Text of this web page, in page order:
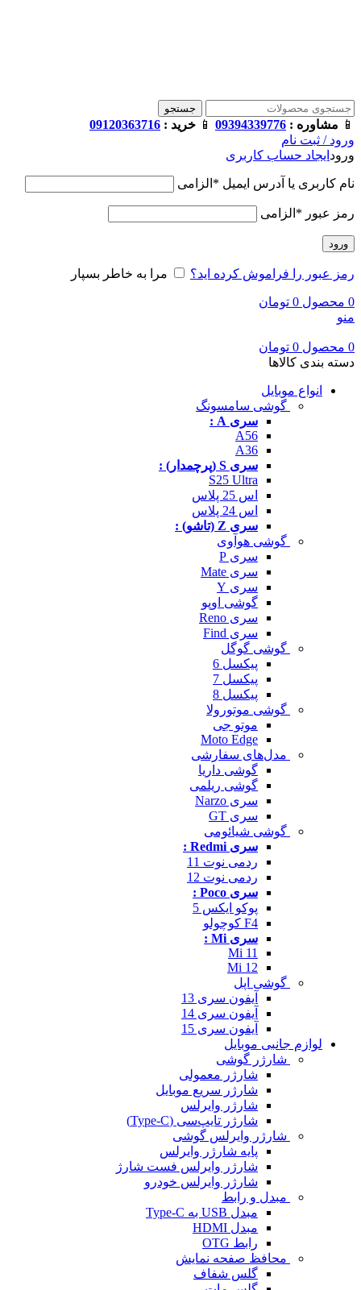
جستجو
📱 مشاوره : 09394339776
📱 خرید : 09120363716
ورود / ثبت نام
ورود ایجاد حساب کاربری
نام کاربری یا آدرس ایمیل * الزامی
رمز عبور * الزامی
ورود
رمز عبور را فراموش کرده اید؟ مرا به خاطر بسپار
0 محصول 0 تومان
منو
0 محصول 0 تومان
دسته بندی کالاها
انواع موبایل
گوشی سامسونگ
سری A :
A56
A36
سری S (پرچمدار) :
S25 Ultra
اس 25 پلاس
اس 24 پلاس
سری Z (تاشو) :
گوشی هوآوی
سری P
سری Mate
سری Y
گوشی اوپو
سری Reno
سری Find
گوشی گوگل
پیکسل 6
پیکسل 7
پیکسل 8
گوشی موتورولا
موتو جی
Moto Edge
مدل‌های سفارشی
گوشی داریا
گوشی ریلمی
سری Narzo
سری GT
گوشی شیائومی
سری Redmi :
ردمی نوت 11
ردمی نوت 12
سری Poco :
پوکو ایکس 5
F4 کوچولو
سری Mi :
Mi 11
Mi 12
گوشی اپل
آیفون سری 13
آیفون سری 14
آیفون سری 15
لوازم جانبی موبایل
شارژر گوشی
شارژر معمولی
شارژر سریع موبایل
شارژر وایرلس
شارژر تایپ‌سی (Type-C)
شارژر وایرلس گوشی
پایه شارژر وایرلس
شارژر وایرلس فست شارژ
شارژر وایرلس خودرو
مبدل و رابط
مبدل USB به Type-C
مبدل HDMI
رابط OTG
محافظ صفحه نمایش
گلس شفاف